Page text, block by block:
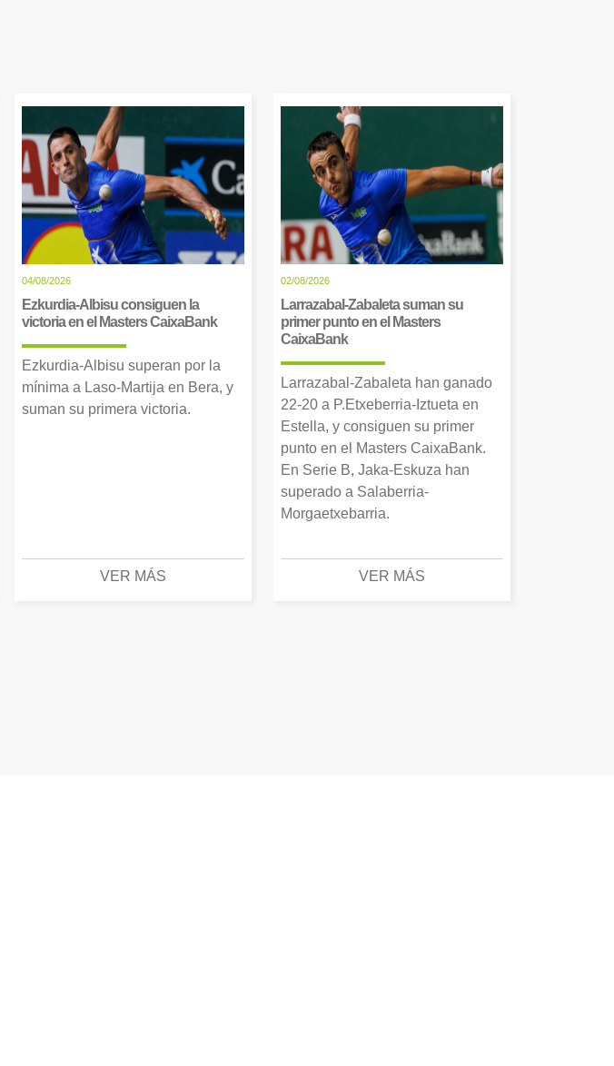
04/08/2026
Ezkurdia-Albisu consiguen la
victoria en el Masters CaixaBank
Ezkurdia-Albisu superan por la
mínima a Laso-Martija en Bera, y
suman su primera victoria.
VER MÁS
02/08/2026
Larrazabal-Zabaleta suman su
primer punto en el Masters
CaixaBank
Larrazabal-Zabaleta han ganado
22-20 a P.Etxeberria-Iztueta en
Estella, y consiguen su primer
punto en el Masters CaixaBank.
En Serie B, Jaka-Eskuza han
superado a Salaberria-
Morgaetxebarria.
VER MÁS